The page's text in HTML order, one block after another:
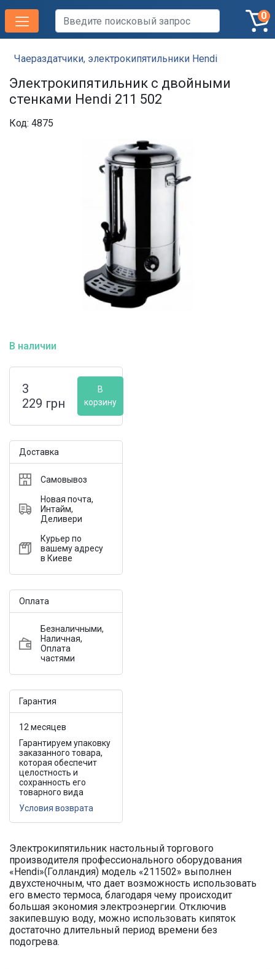
0
Чаераздатчики, электрокипятильники Hendi
Электрокипятильник с двойными
стенками Hendi 211 502
Код: 4875
В наличии
3
229 грн
В
корзину
Доставка
Самовывоз
Новая почта,
Интайм,
Деливери
Курьер по
вашему адресу
в Киеве
Оплата
Безналичными,
Наличная,
Оплата
частями
Гарантия
12 месяцев
Гарантируем упаковку
заказанного товара,
которая обеспечит
целостность и
сохранность его
товарного вида
Условия возврата
Электрокипятильник настольный торгового
производителя профессионального оборудования
«Hendi»(Голландия) модель «211502» выполнен
двухстеночным, что дает возможность использовать
его вместо термоса, благодаря чему происходит
большая экономия электроэнергии. Отключив
закипевшую воду, можно использовать кипяток
достаточно длительный период времени без
подогрева.